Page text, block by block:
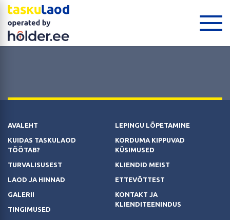
AVALEHT
KUIDAS TASKULAOD
TÖÖTAB?
TURVALISUSEST
LAOD JA HINNAD
GALERII
TINGIMUSED
LEPINGU LÕPETAMINE
KORDUMA KIPPUVAD
KÜSIMUSED
KLIENDID MEIST
ETTEVÕTTEST
KONTAKT JA
KLIENDITEENINDUS